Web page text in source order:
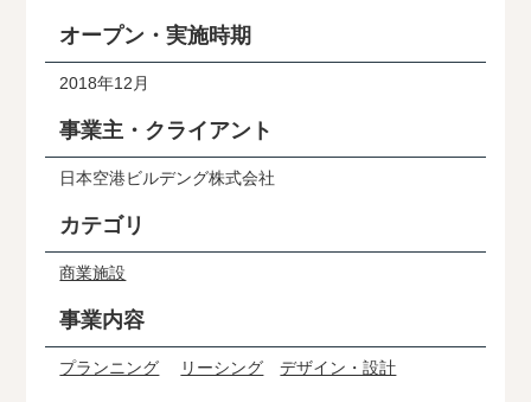
オープン・実施時期
2018年12月
事業主・クライアント
日本空港ビルデング株式会社
カテゴリ
商業施設
事業内容
プランニング リーシング デザイン・設計